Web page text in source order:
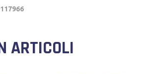
ARTICOLI